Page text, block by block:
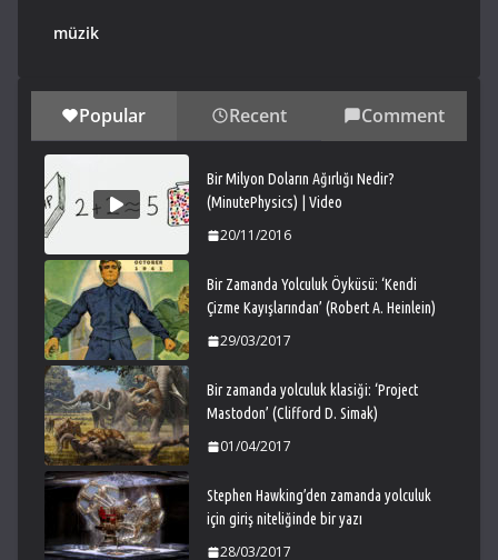
müzik
Popular Recent Comment
Bir Milyon Doların Ağırlığı Nedir?
(MinutePhysics) | Video
20/11/2016
Bir Zamanda Yolculuk Öyküsü: ‘Kendi
Çizme Kayışlarından’ (Robert A. Heinlein)
29/03/2017
Bir zamanda yolculuk klasiği: ‘Project
Mastodon’ (Clifford D. Simak)
01/04/2017
Stephen Hawking’den zamanda yolculuk
için giriş niteliğinde bir yazı
28/03/2017